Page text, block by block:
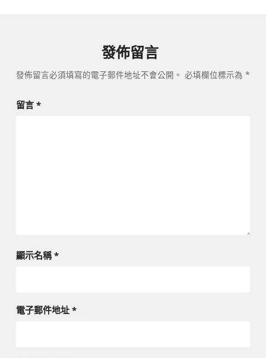
發佈留言
發佈留言必須填寫的電子郵件地址不會公開。 必填欄位標示為 *
留言 *
顯示名稱*
電子郵件地址 *